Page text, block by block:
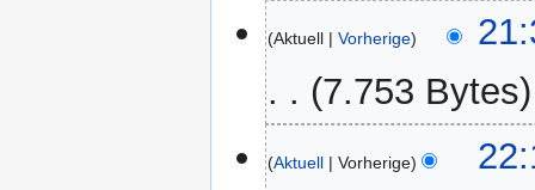
Januar
2023
Aktuell Vorherige
7.753 Bytes
JanuarAktuell Vorherige